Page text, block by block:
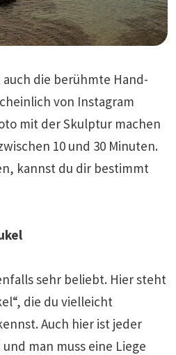
die berühmte Hand-
von Instagram
mit der Skulptur machen
10 und 30 Minuten.
kannst du dir bestimmt
sehr beliebt. Hier steht
die du vielleicht
Auch hier ist jeder
man muss eine Liege